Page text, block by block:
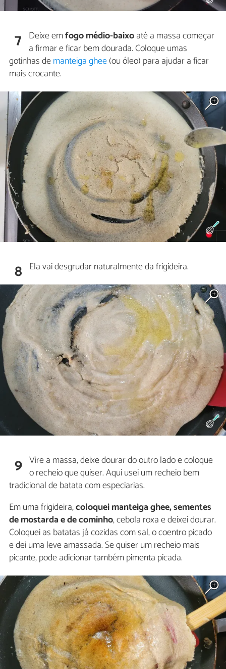
7 Deixe emfogo médio-baixoaté a massa começar
a firmar e ficar bem dourada. Coloque umas
gotinhas demanteiga ghee(ou óleo) para ajudar a ficar
mais crocante.
8 Ela vai desgrudar naturalmente da frigideira.
9 Vire a massa, deixe dourar do outro lado e coloque
o recheio que quiser. Aqui usei um recheio bem
tradicional de batata com especiarias.
Em uma frigideira,coloquei manteiga ghee, sementes
de mostarda e de cominho, cebola roxa e deixei dourar.
Coloquei as batatas já cozidas com sal, o coentro picado
e dei uma leve amassada. Se quiser um recheio mais
picante, pode adicionar também pimenta picada.